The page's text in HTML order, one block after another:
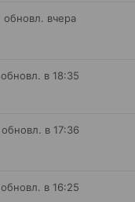
обновл. вчера
обновл. в 18:35
обновл. в 17:36
обновл. в 16:25